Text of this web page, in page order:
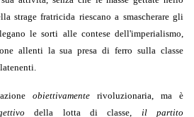
strage fratricida riescano a smascherare gli
le sorti alle contese dell'imperialismo,
allenti la sua presa di ferro sulla classe
obiettivamente rivoluzionaria, ma è
della lotta di classe, il partito